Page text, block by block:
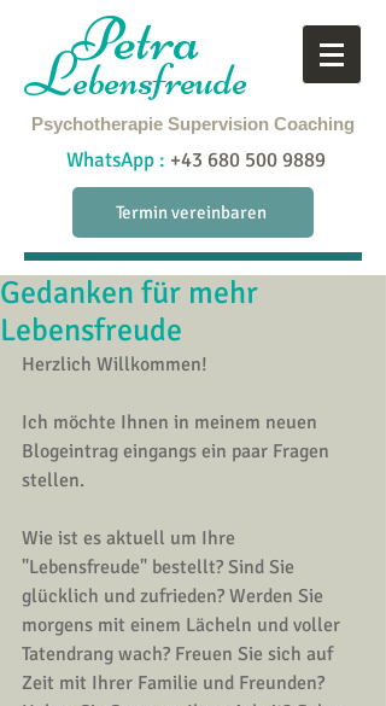
Petra
Lebensfreude
Psychotherapie Supervision Coaching
WhatsApp : +43 680 500 9889
Termin vereinbaren
Gedanken für mehr
Lebensfreude
Herzlich Willkommen!
Ich möchte Ihnen in meinem neuen
Blogeintrag eingangs ein paar Fragen
stellen.
Wie ist es aktuell um Ihre
"Lebensfreude" bestellt? Sind Sie
glücklich und zufrieden? Werden Sie
morgens mit einem Lächeln und voller
Tatendrang wach? Freuen Sie sich auf
Zeit mit Ihrer Familie und Freunden?